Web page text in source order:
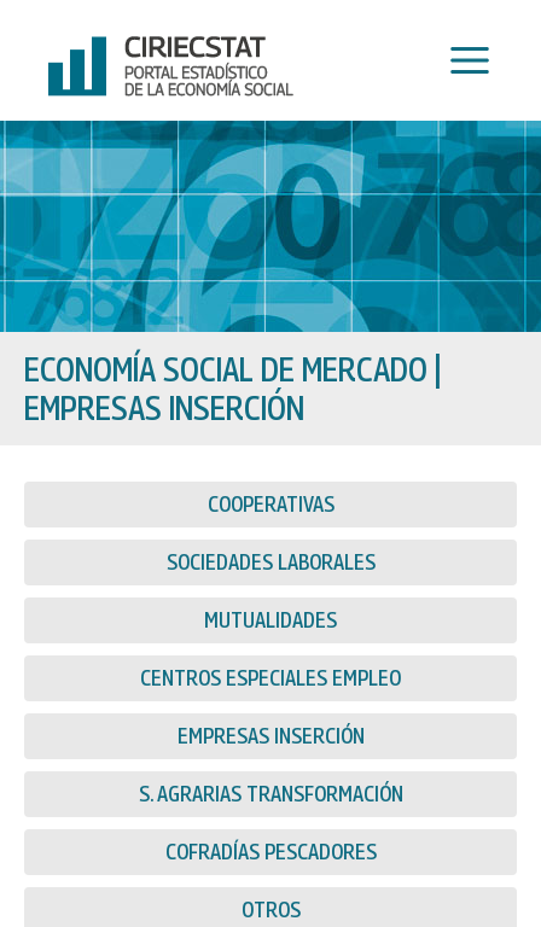
contenido
ECONOMÍA SOCIAL DE MERCADO
EMPRESAS INSERCIÓN
COOPERATIVAS
SOCIEDADES LABORALES
MUTUALIDADES
CENTROS ESPECIALES EMPLEO
EMPRESAS INSERCIÓN
S. AGRARIAS TRANSFORMACIÓN
COFRADÍAS PESCADORES
OTROS